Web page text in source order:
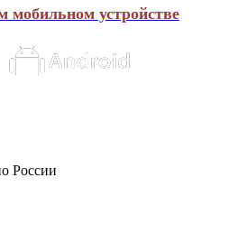
мобильном устройстве
России